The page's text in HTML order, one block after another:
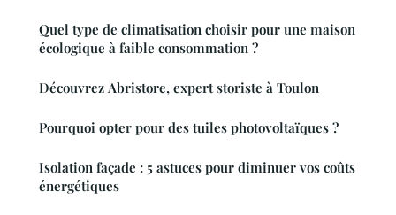
Quel type de climatisation choisir pour une maison
écologique à faible consommation ?
Découvrez Abristore, expert storiste à Toulon
Pourquoi opter pour des tuiles photovoltaïques ?
Isolation façade : 5 astuces pour diminuer vos coûts
énergétiques